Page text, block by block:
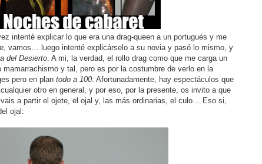
intenté explicar lo que era una drag-queen a un portugués y me
vamos… luego intenté explicárselo a su novia y pasó lo mismo, y
del Desierto. A mi, la verdad, el rollo drag como que me carga un
y tal, pero es por la costumbre de verlo en la
pero en plan todo a 100. Afortunadamente, hay espectáculos que
otro en general, y por eso, por la presente, os invito a que
a partir el ojete, el ojal y, las más ordinarias, el culo… Eso si,
ojal: